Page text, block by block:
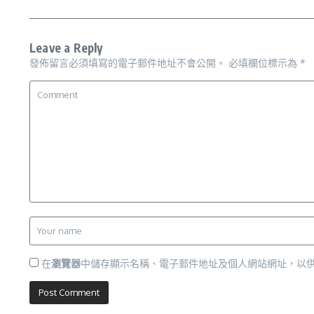
Leave a Reply
發佈留言必須填寫的電子郵件地址不會公開。 必填欄位標示為 *
在瀏覽器中儲存顯示名稱、電子郵件地址及個人網站網址，以